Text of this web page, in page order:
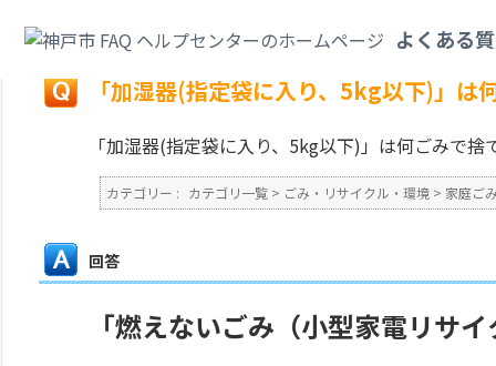
よくある
戻る
「加湿器(指定袋に入り、5kg以下)」は
「加湿器(指定袋に入り、5kg以下)」は何ごみで捨
カテゴリー : カテゴリ一覧 > ごみ・リサイクル・環境 > 家庭ご
回答
「燃えないごみ（小型家電リサ